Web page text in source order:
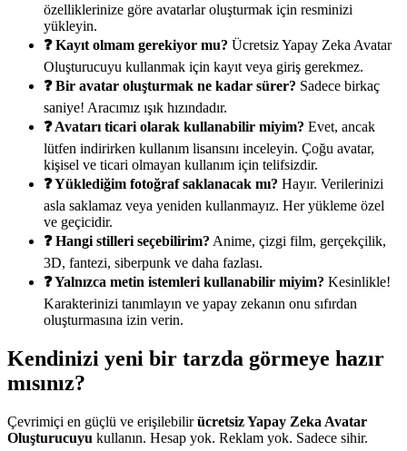
özelliklerinize göre avatarlar oluşturmak için resminizi
yükleyin.
❓ Kayıt olmam gerekiyor mu? Ücretsiz Yapay Zeka Avatar
Oluşturucuyu kullanmak için kayıt veya giriş gerekmez.
❓ Bir avatar oluşturmak ne kadar sürer? Sadece birkaç
saniye! Aracımız ışık hızındadır.
❓ Avatarı ticari olarak kullanabilir miyim? Evet, ancak
lütfen indirirken kullanım lisansını inceleyin. Çoğu avatar,
kişisel ve ticari olmayan kullanım için telifsizdir.
❓ Yüklediğim fotoğraf saklanacak mı? Hayır. Verilerinizi
asla saklamaz veya yeniden kullanmayız. Her yükleme özel
ve geçicidir.
❓ Hangi stilleri seçebilirim? Anime, çizgi film, gerçekçilik,
3D, fantezi, siberpunk ve daha fazlası.
❓ Yalnızca metin istemleri kullanabilir miyim? Kesinlikle!
Karakterinizi tanımlayın ve yapay zekanın onu sıfırdan
oluşturmasına izin verin.
Kendinizi yeni bir tarzda görmeye hazır
mısınız?
Çevrimiçi en güçlü ve erişilebilirücretsiz Yapay Zeka Avatar
Oluşturucuyu kullanın. Hesap yok. Reklam yok. Sadece sihir.